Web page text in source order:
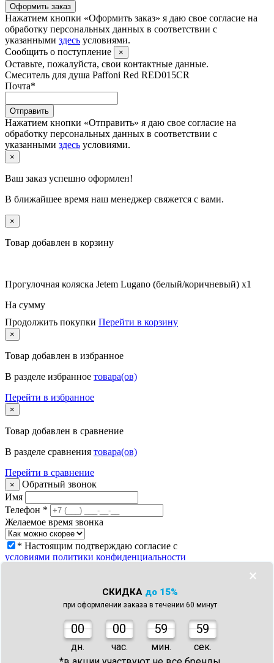
СКИДКА до 15%
при оформлении заказа в течении 60 минут
00
дн.
00
час.
59
мин.
59
сек.
×
Оформить заказ
Нажатием кнопки «Оформить заказ» я даю свое согласие на
обработку персональных данных в соответствии с
указанными здесь условиями.
Сообщить о поступление
×
Оставьте, пожалуйста, свои контактные данные.
Смеситель для душа Paffoni Red RED015CR
Почта*
Отправить
Нажатием кнопки «Отправить» я даю свое согласие на
обработку персональных данных в соответствии с
указанными здесь условиями.
×
Ваш заказ успешно оформлен!
В ближайшее время наш менеджер свяжется с вами.
×
Товар добавлен в корзину
Прогулочная коляска Jetem Lugano (белый/коричневый) x1
На сумму
Продолжить покупки Перейти в корзину
×
Товар добавлен в избранное
В разделе избранное товара(ов)
Перейти в избранное
×
Товар добавлен в сравнение
В разделе сравнения товара(ов)
Перейти в сравнение
×
Обратный звонок
Имя
Телефон *
Желаемое время звонка
* Настоящим подтверждаю согласие с
условиями политики конфиденциальности
Номер заказа *
* Настоящим подтверждаю согласие с
условиями политики конфиденциальности
Узнать статус заказа
Спасибо!